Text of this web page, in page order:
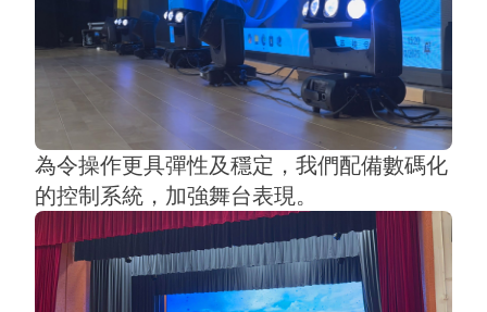
為令操作更具彈性及穩定，我們配備數碼化
的控制系統，加強舞台表現。